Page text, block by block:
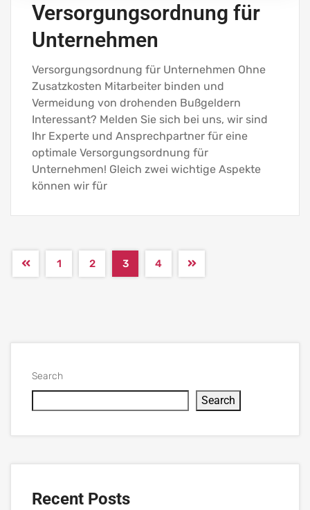
Versorgungsordnung für
Unternehmen
Versorgungsordnung für Unternehmen Ohne
Zusatzkosten Mitarbeiter binden und
Vermeidung von drohenden Bußgeldern
Interessant? Melden Sie sich bei uns, wir sind
Ihr Experte und Ansprechpartner für eine
optimale Versorgungsordnung für
Unternehmen! Gleich zwei wichtige Aspekte
können wir für
1 2 3 4
Search
Search
Recent Posts